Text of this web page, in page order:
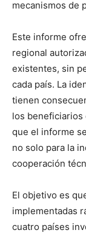
mecanismos de
Este informe
regional
existentes, sin
cada país. La
tienen
los beneficiarios
que el informe
no solo para la
cooperación
El objetivo es
implementadas
cuatro países